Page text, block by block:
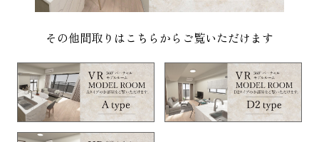
その他間取りはこちらからご覧いただけます